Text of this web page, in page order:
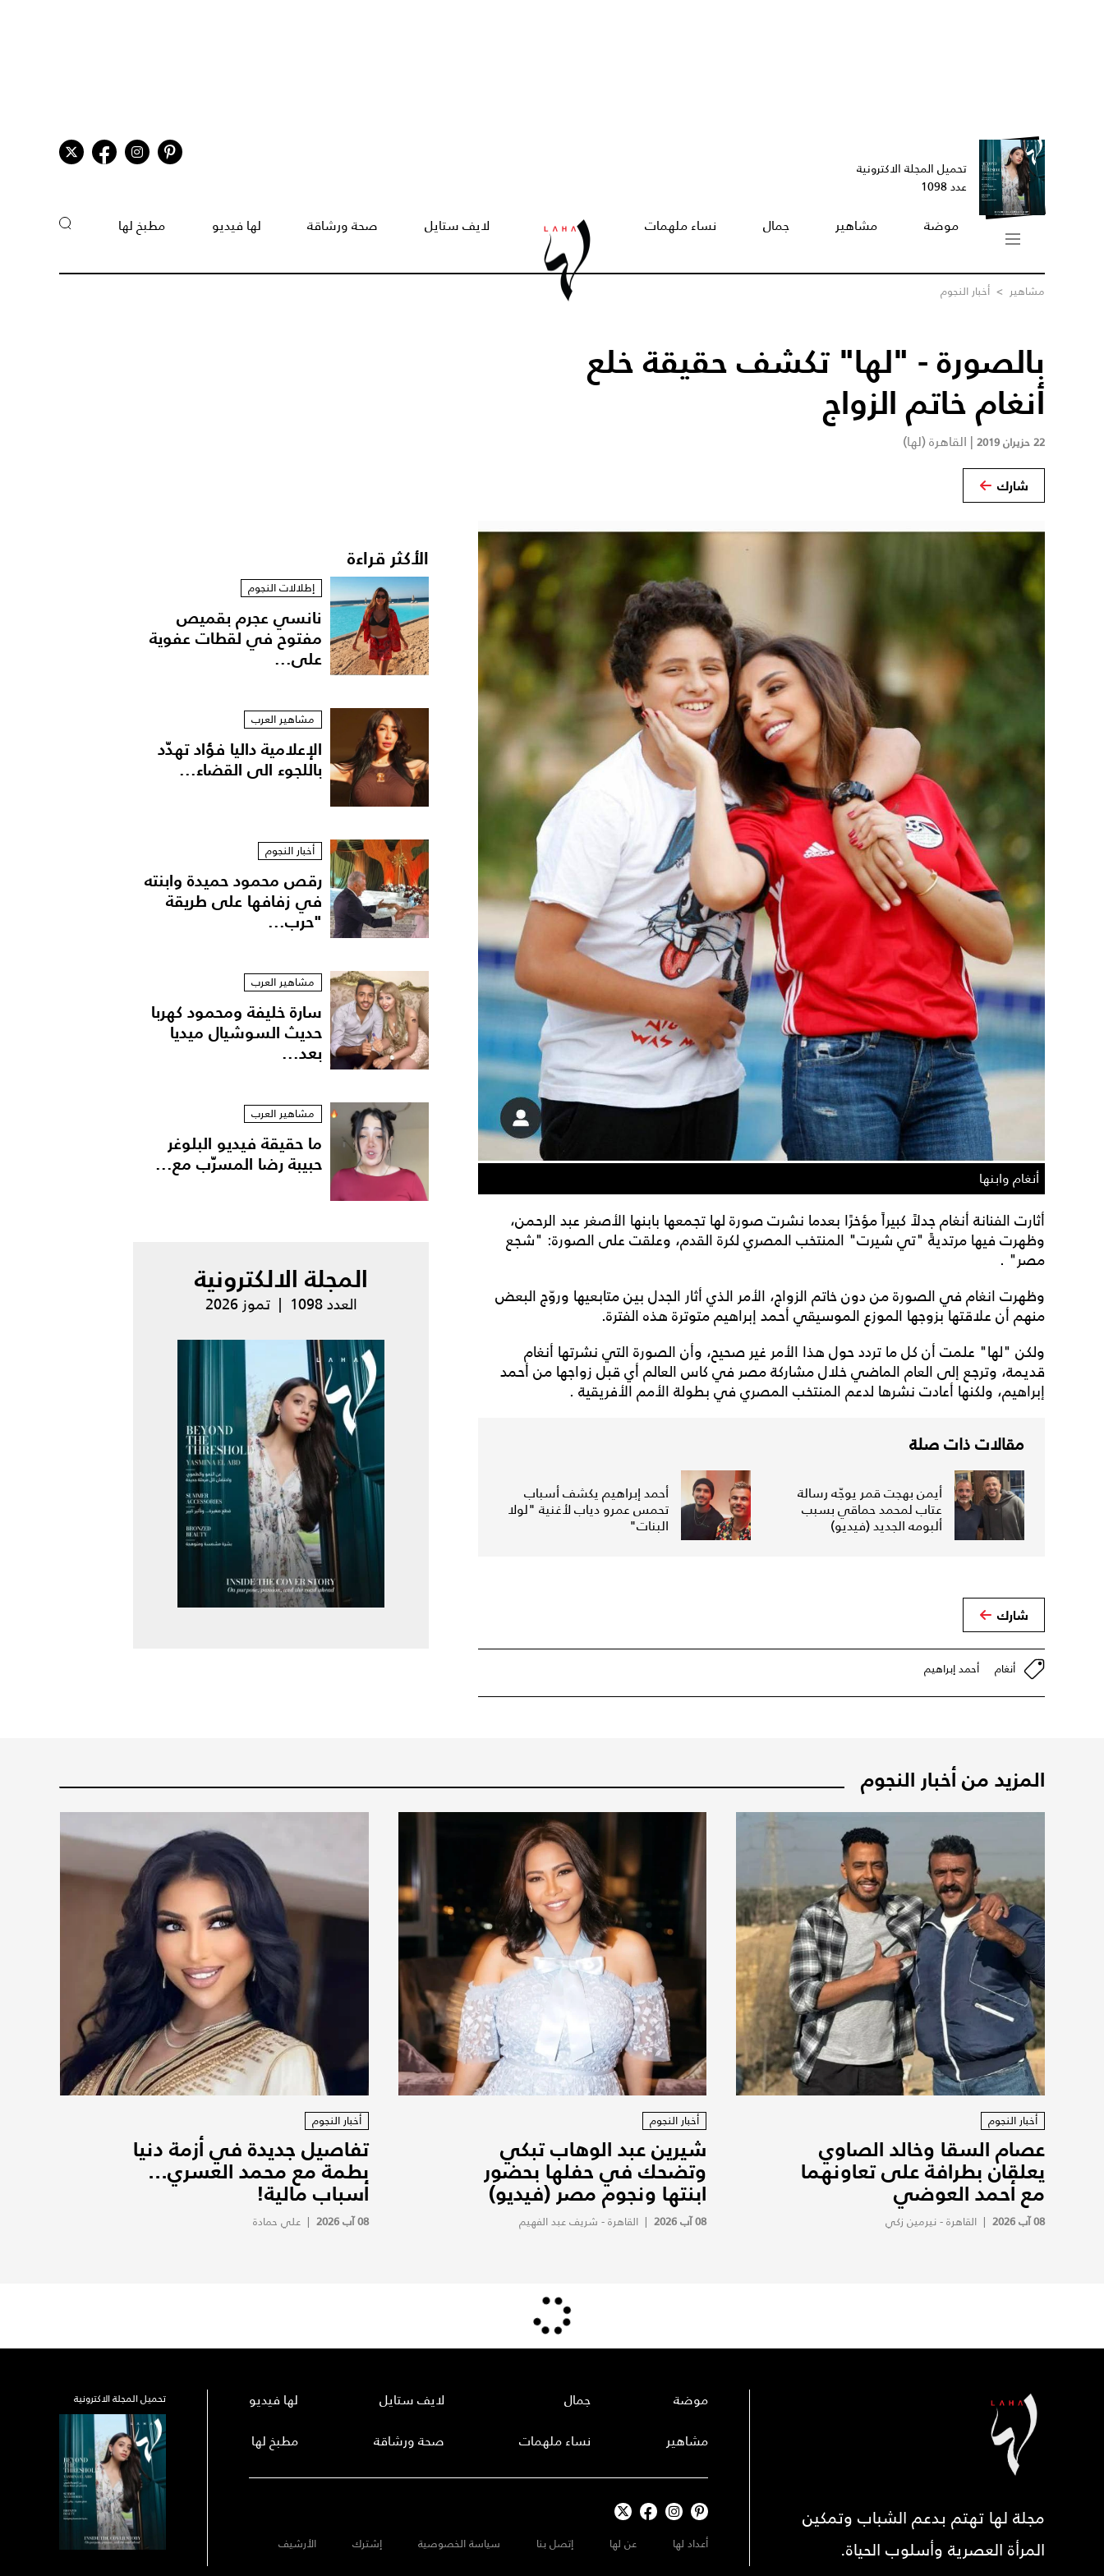
تحميل المجلة الاكترونية
عدد 1098
موضة مشاهير جمال نساء ملهمات لايف ستايل صحة ورشاقة لها فيديو مطبخ لها
مشاهير > أخبار النجوم
بالصورة - "لها" تكشف حقيقة خلع
أنغام خاتم الزواج
22 حزيران 2019 | القاهرة (لها)
شارك
أنغام وابنها
أثارت الفنانة أنغام جدلاً كبيراً مؤخرًا بعدما نشرت صورة لها تجمعها بابنها الأصغر عبد الرحمن،
وظهرت فيها مرتديةً "تي شيرت" المنتخب المصري لكرة القدم، وعلقت على الصورة: "شجع
مصر" .
وظهرت انغام في الصورة من دون خاتم الزواج، الأمر الذي أثار الجدل بين متابعيها وروّج البعض
منهم أن علاقتها بزوجها الموزع الموسيقي أحمد إبراهيم متوترة هذه الفترة.
ولكن "لها" علمت أن كل ما تردد حول هذا الأمر غير صحيح، وأن الصورة التي نشرتها أنغام
قديمة، وترجع إلى العام الماضي خلال مشاركة مصر في كاس العالم أي قبل زواجها من أحمد
إبراهيم، ولكنها أعادت نشرها لدعم المنتخب المصري في بطولة الأمم الأفريقية .
مقالات ذات صلة
أيمن بهجت قمر يوجّه رسالة
عتاب لمحمد حماقي بسبب
ألبومه الجديد (فيديو)
أحمد إبراهيم يكشف أسباب
تحمس عمرو دياب لأغنية "لولا
البنات"
شارك
أنغام أحمد إبراهيم
الأكثر قراءة
إطلالات النجوم
نانسي عجرم بقميص
مفتوح في لقطات عفوية
على...
مشاهير العرب
الإعلامية داليا فؤاد تهدّد
باللجوء الى القضاء...
أخبار النجوم
رقص محمود حميدة وابنته
في زفافها على طريقة
"حرب...
مشاهير العرب
سارة خليفة ومحمود كهربا
حديث السوشيال ميديا
بعد...
مشاهير العرب
ما حقيقة فيديو البلوغر
حبيبة رضا المسرّب مع...
المجلة الالكترونية
العدد 1098 | تموز 2026
المزيد من أخبار النجوم
أخبار النجوم
عصام السقا وخالد الصاوي
يعلقان بطرافة على تعاونهما
مع أحمد العوضي
08 آب 2026 | القاهرة - نيرمين زكي
أخبار النجوم
شيرين عبد الوهاب تبكي
وتضحك في حفلها بحضور
ابنتها ونجوم مصر (فيديو)
08 آب 2026 | القاهرة - شريف عبد الفهيم
أخبار النجوم
تفاصيل جديدة في أزمة دنيا
بطمة مع محمد العسري...
أسباب مالية!
08 آب 2026 |علي حمادة
مجلة لها تهتم بدعم الشباب وتمكين
المرأة العصرية وأسلوب الحياة.
موضة
مشاهير
جمال
نساء ملهمات
لايف ستايل
صحة ورشاقة
لها فيديو
مطبخ لها
أعداد لها عن لها إتصل بنا سياسة الخصوصية إشترك الأرشيف
تحميل المجلة الاكترونية